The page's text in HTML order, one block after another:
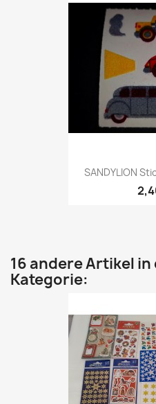
SANDYLION
16 andere Artikel
Kategorie: